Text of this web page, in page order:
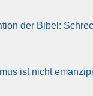
der Bibel:
ist nicht